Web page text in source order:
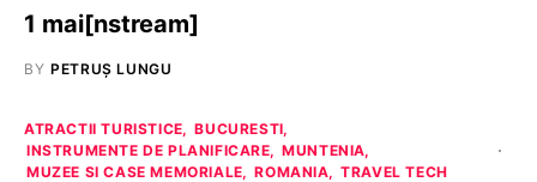
1 mai[nstream]
BY PETRUȘ LUNGU
ATRACTII TURISTICE
BUCURESTI
INSTRUMENTE DE PLANIFICARE
MUNTENIA
MUZEE SI CASE MEMORIALE
ROMANIA
TRAVEL TECH